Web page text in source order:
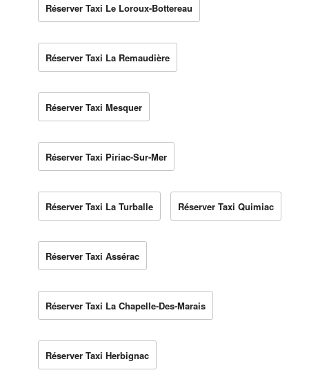
Réserver Taxi Le Loroux-Bottereau
Réserver Taxi La Remaudière
Réserver Taxi Mesquer
Réserver Taxi Piriac-Sur-Mer
Réserver Taxi La Turballe Réserver Taxi Quimiac
Réserver Taxi Assérac
Réserver Taxi La Chapelle-Des-Marais
Réserver Taxi Herbignac